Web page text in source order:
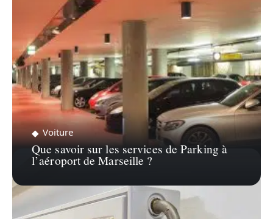
Voiture
Que savoir sur les services de Parking à
l’aéroport de Marseille ?